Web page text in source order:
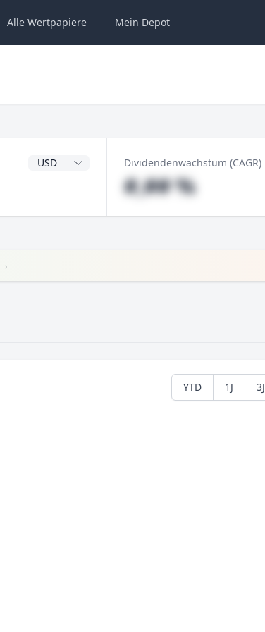
Alle Wertpapiere Mein Depot
DividendenwährungDividendenwachstum (CAGR)
#,## %
→
YTD 1J 3J